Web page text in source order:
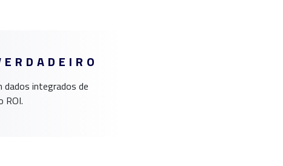
dados integrados de
ROI.